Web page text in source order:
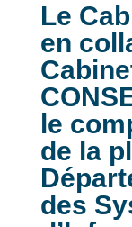
Le
en
le
de la
des